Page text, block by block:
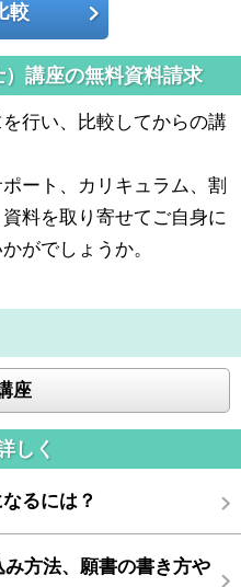
較
講座の無料資料請求
行い、比較してからの講
ート、カリキュラム、割
料を取り寄せてご自身に
がでしょうか。
座
しく
るには？
方法、願書の書き方や